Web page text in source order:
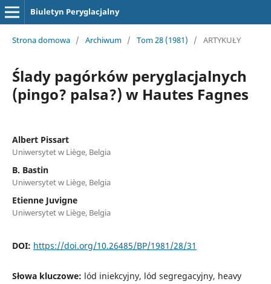
Biuletyn Peryglacjalny
Strona domowa / Archiwum / Tom 28 (1981) / ARTYKUŁY
Ślady pagórków peryglacjalnych
(pingo? palsa?) w Hautes Fagnes
Albert Pissart
Uniwersytet w Liège, Belgia
B. Bastin
Uniwersytet w Liège, Belgia
Etienne Juvigne
Uniwersytet w Liège, Belgia
DOI: https://doi.org/10.26485/BP/1981/28/31
Słowa kluczowe: lód iniekcyjny, lód segregacyjny, heavy